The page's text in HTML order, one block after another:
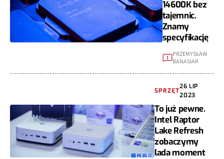
14600K bez
tajemnic.
Znamy
specyfikację
1
PRZEMYSŁAW
BANASIAK
SPRZĘT
26 LIP
2023
To już pewne.
Intel Raptor
Lake Refresh
zobaczymy
lada moment